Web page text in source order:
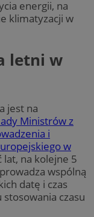
energii, na
klimatyzacji w
letni w
jest na
Ministrów z
i
w
lat, na kolejne 5
wspólną
datę i czas
czasu